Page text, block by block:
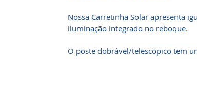
Nossa Carretinha Solar apresenta
iluminação integrado no reboque.
O poste dobrável/telescopico tem